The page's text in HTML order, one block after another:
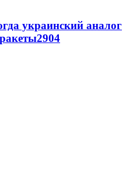
украинский аналог
2904